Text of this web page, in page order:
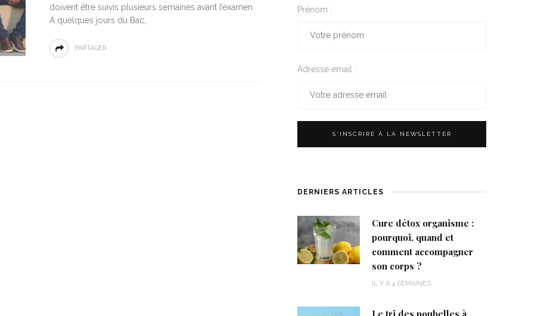
doivent être suivis plusieurs semaines avant l’examen.
A quelques jours du Bac,
PARTAGER
Prénom :
Adresse email :
DERNIERS ARTICLES
Cure détox organisme :
pourquoi, quand et
comment accompagner
son corps ?
IL Y A 4 SEMAINES
Le tri des poubelles à